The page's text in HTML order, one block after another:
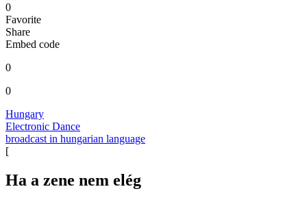
0
Favorite
Share
Embed code
0
0
Hungary
Electronic Dance
broadcast in hungarian language
[
Ha a zene nem elég